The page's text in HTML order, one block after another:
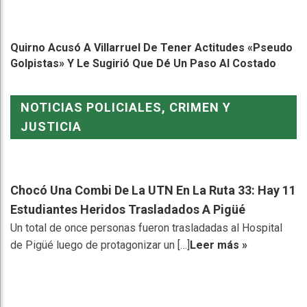
Quirno Acusó A Villarruel De Tener Actitudes «pseudo
Golpistas» Y Le Sugirió Que Dé Un Paso Al Costado
NOTICIAS POLICIALES, CRIMEN Y
JUSTICIA
Chocó Una Combi De La UTN En La Ruta 33: Hay 11
Estudiantes Heridos Trasladados A Pigüé
Un total de once personas fueron trasladadas al Hospital
de Pigüé luego de protagonizar un […]Leer más »